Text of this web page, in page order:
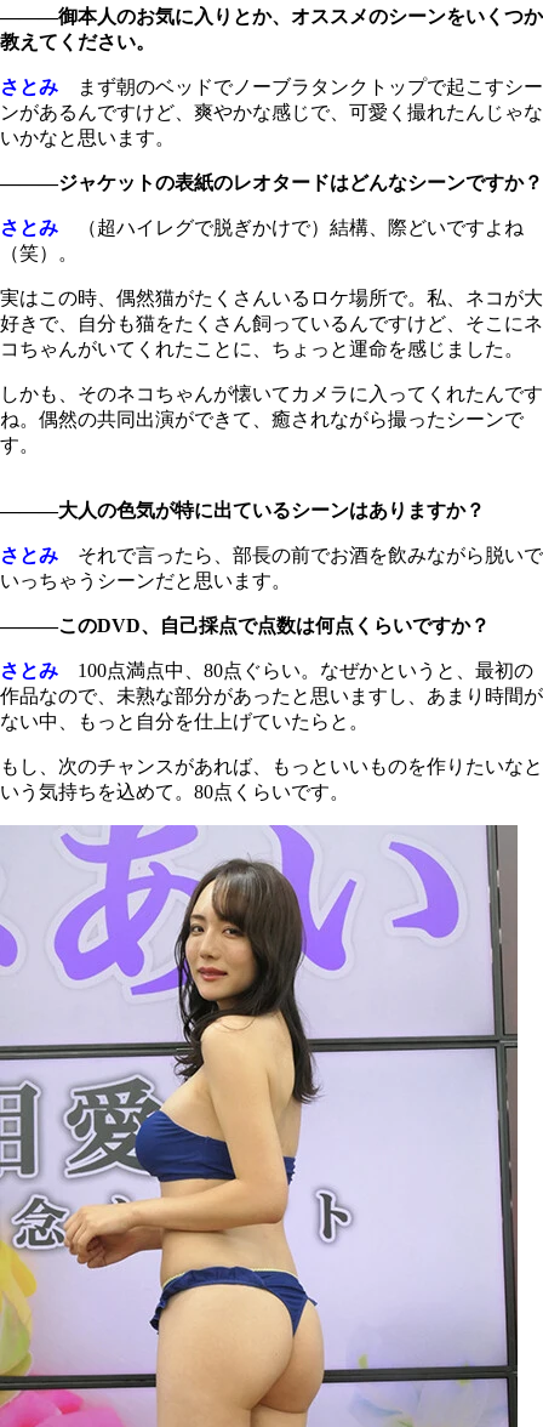
―――御本人のお気に入りとか、オススメのシーンをいくつか
教えてください。
さとみ まず朝のベッドでノーブラタンクトップで起こすシー
ンがあるんですけど、爽やかな感じで、可愛く撮れたんじゃな
いかなと思います。
―――ジャケットの表紙のレオタードはどんなシーンですか？
さとみ （超ハイレグで脱ぎかけで）結構、際どいですよね
（笑）。
実はこの時、偶然猫がたくさんいるロケ場所で。私、ネコが大
好きで、自分も猫をたくさん飼っているんですけど、そこにネ
コちゃんがいてくれたことに、ちょっと運命を感じました。
しかも、そのネコちゃんが懐いてカメラに入ってくれたんです
ね。偶然の共同出演ができて、癒されながら撮ったシーンで
す。
―――大人の色気が特に出ているシーンはありますか？
さとみ それで言ったら、部長の前でお酒を飲みながら脱いで
いっちゃうシーンだと思います。
―――このDVD、自己採点で点数は何点くらいですか？
さとみ 100点満点中、80点ぐらい。なぜかというと、最初の
作品なので、未熟な部分があったと思いますし、あまり時間が
ない中、もっと自分を仕上げていたらと。
もし、次のチャンスがあれば、もっといいものを作りたいなと
いう気持ちを込めて。80点くらいです。